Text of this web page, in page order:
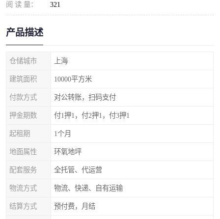
阅 读 量： 321
产品描述
仓储城市 上海
建筑面积 10000平方米
付款方式 对公转账，扫码支付
押金期数 付1押1，付2押1，付3押1
起租期 1个月
地面属性 环氧地坪
配套服务 全托管、代运营
物流方式 物流、快递、自有运输
结算方式 预付费，月结